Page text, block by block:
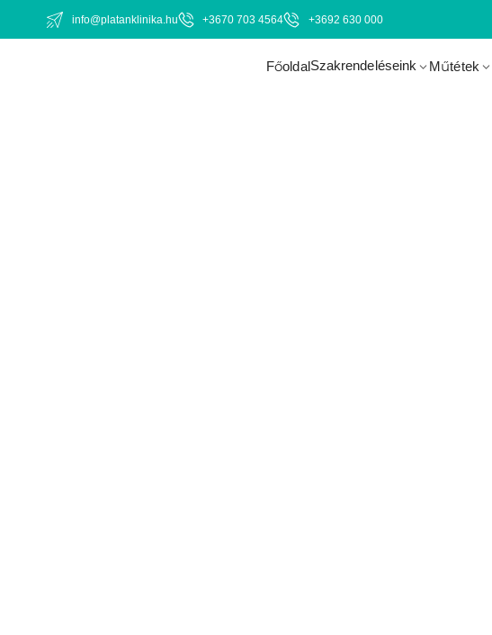
info@platanklinika.hu +3670 703 4564 +3692 630 000
FőoldalSzakrendeléseink Műtétek